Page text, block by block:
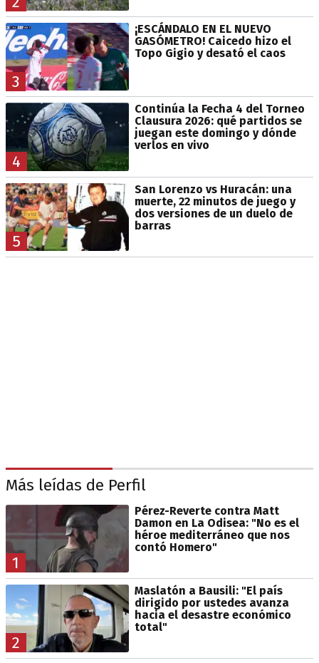
3
¡ESCÁNDALO EN EL NUEVO
GASÓMETRO! Caicedo hizo el
Topo Gigio y desató el caos
4
Continúa la Fecha 4 del Torneo
Clausura 2026: qué partidos se
juegan este domingo y dónde
verlos en vivo
5
San Lorenzo vs Huracán: una
muerte, 22 minutos de juego y
dos versiones de un duelo de
barras
Más leídas de Perfil
1
Pérez-Reverte contra Matt
Damon en La Odisea: "No es el
héroe mediterráneo que nos
contó Homero"
2
Maslatón a Bausili: "El país
dirigido por ustedes avanza
hacia el desastre económico
total"